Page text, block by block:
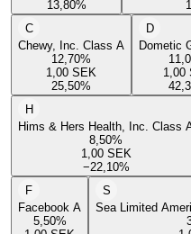
13,80%
C
Chewy, Inc. Class A
12,70%
1,00 SEK
25,50%
D
Dometic
1,00
H
Hims & Hers Health, Inc. Class
8,50%
1,00 SEK
−22,10%
F
Facebook A
5,50%
S
Sea Limited